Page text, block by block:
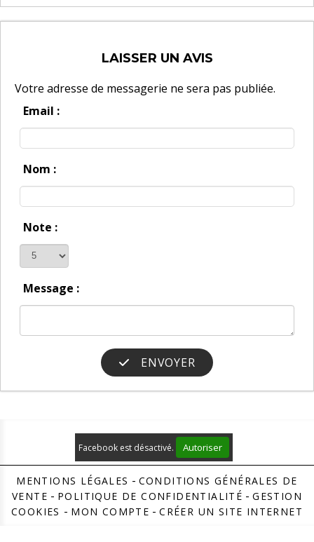
LAISSER UN AVIS
Votre adresse de messagerie ne sera pas publiée.
Email :
Nom :
Note :
Message :
ENVOYER
Facebook est désactivé. Autoriser
MENTIONS LÉGALES
CONDITIONS GÉNÉRALES DE
VENTE
POLITIQUE DE CONFIDENTIALITÉ
GESTION
COOKIES
MON COMPTE CRÉER UN SITE INTERNET